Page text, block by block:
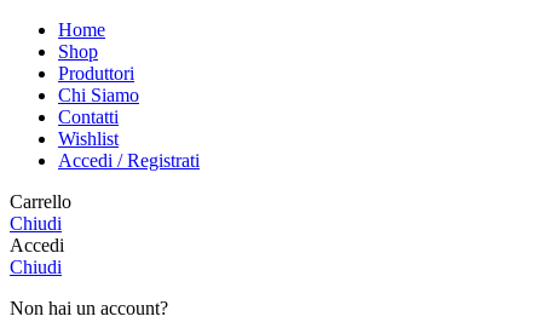
Home
Shop
Produttori
Chi Siamo
Contatti
Wishlist
Accedi / Registrati
Carrello
Chiudi
Accedi
Chiudi
Non hai un account?